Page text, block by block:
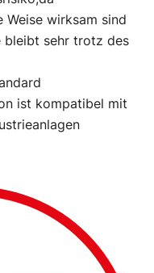
Weise wirksam sind
bleibt sehr trotz des
ist kompatibel mit